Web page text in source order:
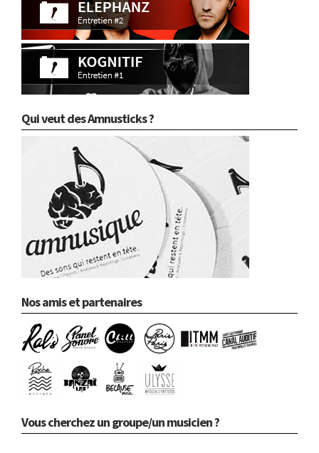
Qui veut des Amnusticks ?
Nos amis et partenaires
Vous cherchez un groupe/un musicien ?